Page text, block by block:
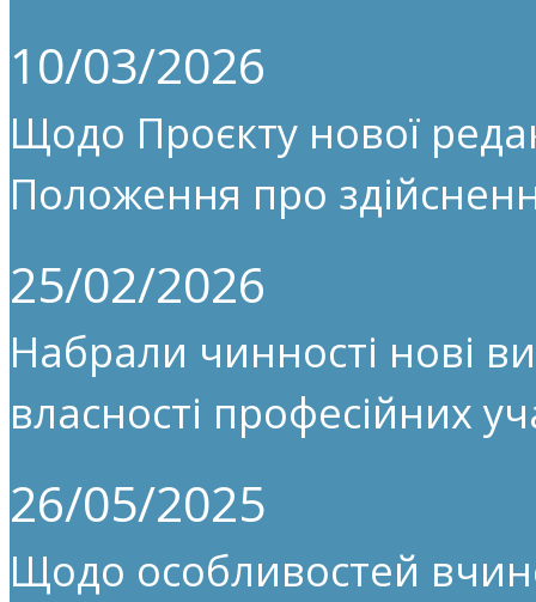
10/03/2026
Щодо Проєкту нової
Положення про
25/02/2026
Набрали чинності нові
власності професійних
26/05/2025
Щодо особливостей